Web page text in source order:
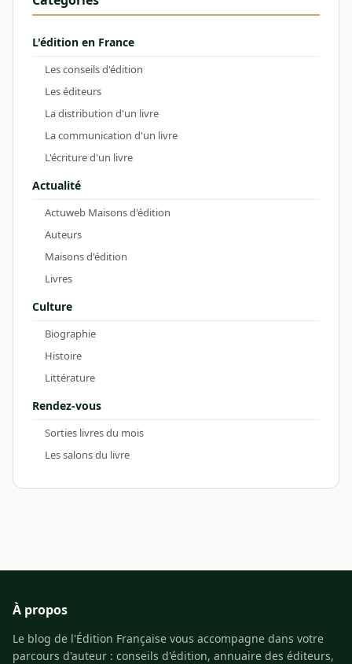
L'édition en France
Les conseils d'édition
Les éditeurs
La distribution d'un livre
La communication d'un livre
L'écriture d'un livre
Actualité
Actuweb Maisons d'édition
Auteurs
Maisons d'édition
Livres
Culture
Biographie
Histoire
Littérature
Rendez-vous
Sorties livres du mois
Les salons du livre
À propos
Le blog de l'Édition Française vous accompagne dans votre
parcours d'auteur : conseils d'édition, annuaire des éditeurs,